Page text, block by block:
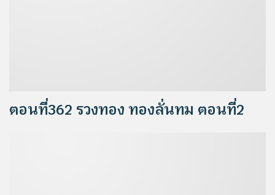
ตอนที่362 รวงทอง ทองลั่นทม ตอนที่2